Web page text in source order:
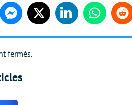
MessengerTwitter LinkedinWhatsapp
fermés.